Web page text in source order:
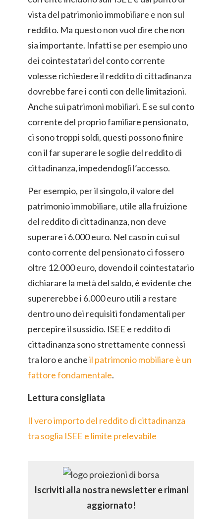
vista del patrimonio immobiliare e non sul
reddito. Ma questo non vuol dire che non
sia importante. Infatti se per esempio uno
dei cointestatari del conto corrente
volesse richiedere il reddito di cittadinanza
dovrebbe fare i conti con delle limitazioni.
Anche sui patrimoni mobiliari. E se sul conto
corrente del proprio familiare pensionato,
ci sono troppi soldi, questi possono finire
con il far superare le soglie del reddito di
cittadinanza, impedendogli l’accesso.
Per esempio, per il singolo, il valore del
patrimonio immobiliare, utile alla fruizione
del reddito di cittadinanza, non deve
superare i 6.000 euro. Nel caso in cui sul
conto corrente del pensionato ci fossero
oltre 12.000 euro, dovendo il cointestatario
dichiarare la metà del saldo, è evidente che
supererebbe i 6.000 euro utili a restare
dentro uno dei requisiti fondamentali per
percepire il sussidio. ISEE e reddito di
cittadinanza sono strettamente connessi
tra loro e ancheil patrimonio mobiliare è un
fattore fondamentale.
Lettura consigliata
Il vero importo del reddito di cittadinanza
tra soglia ISEE e limite prelevabile
Iscriviti alla nostra newsletter e rimani
aggiornato!